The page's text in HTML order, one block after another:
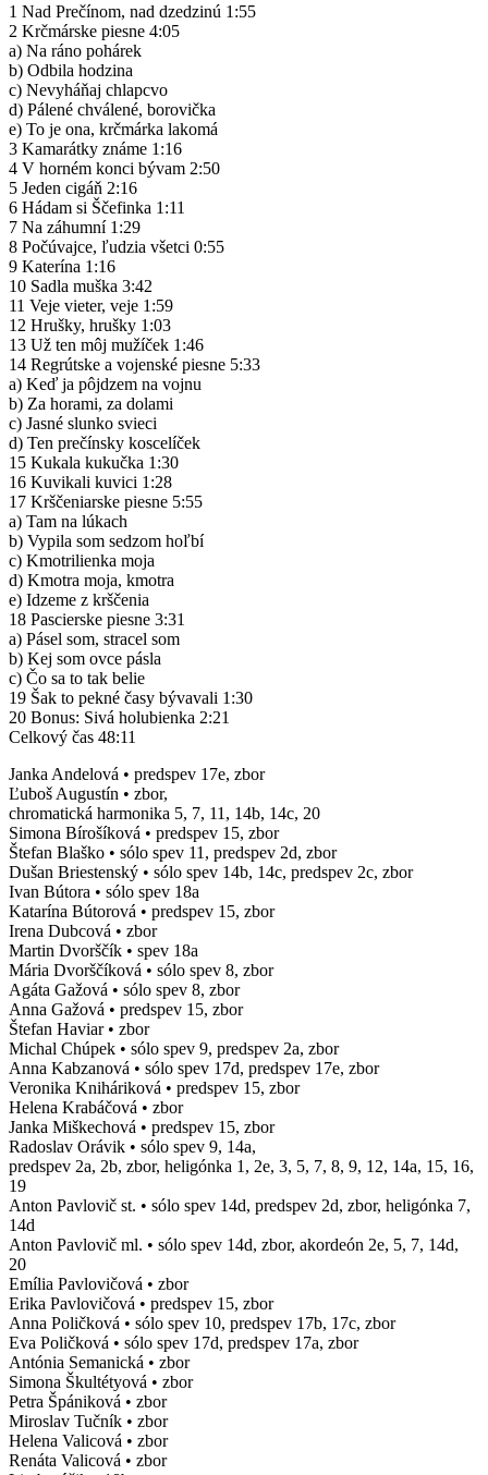
1 Nad Prečínom, nad dzedzinú 1:55
2 Krčmárske piesne 4:05
a) Na ráno pohárek
b) Odbila hodzina
c) Nevyháňaj chlapcvo
d) Pálené chválené, borovička
e) To je ona, krčmárka lakomá
3 Kamarátky známe 1:16
4 V horném konci bývam 2:50
5 Jeden cigáň 2:16
6 Hádam si Ščefinka 1:11
7 Na záhumní 1:29
8 Počúvajce, ľudzia všetci 0:55
9 Katerína 1:16
10 Sadla muška 3:42
11 Veje vieter, veje 1:59
12 Hrušky, hrušky 1:03
13 Už ten môj mužíček 1:46
14 Regrútske a vojenské piesne 5:33
a) Keď ja pôjdzem na vojnu
b) Za horami, za dolami
c) Jasné slunko svieci
d) Ten prečínsky koscelíček
15 Kukala kukučka 1:30
16 Kuvikali kuvici 1:28
17 Krščeniarske piesne 5:55
a) Tam na lúkach
b) Vypila som sedzom hoľbí
c) Kmotrilienka moja
d) Kmotra moja, kmotra
e) Idzeme z krščenia
18 Pascierske piesne 3:31
a) Pásel som, stracel som
b) Kej som ovce pásla
c) Čo sa to tak belie
19 Šak to pekné časy bývavali 1:30
20 Bonus: Sivá holubienka 2:21
Celkový čas 48:11
Janka Andelová • predspev 17e, zbor
Ľuboš Augustín • zbor,
chromatická harmonika 5, 7, 11, 14b, 14c, 20
Simona Bírošíková • predspev 15, zbor
Štefan Blaško • sólo spev 11, predspev 2d, zbor
Dušan Briestenský • sólo spev 14b, 14c, predspev 2c, zbor
Ivan Bútora • sólo spev 18a
Katarína Bútorová • predspev 15, zbor
Irena Dubcová • zbor
Martin Dvorščík • spev 18a
Mária Dvorščíková • sólo spev 8, zbor
Agáta Gažová • sólo spev 8, zbor
Anna Gažová • predspev 15, zbor
Štefan Haviar • zbor
Michal Chúpek • sólo spev 9, predspev 2a, zbor
Anna Kabzanová • sólo spev 17d, predspev 17e, zbor
Veronika Kniháriková • predspev 15, zbor
Helena Krabáčová • zbor
Janka Miškechová • predspev 15, zbor
Radoslav Orávik • sólo spev 9, 14a,
predspev 2a, 2b, zbor, heligónka 1, 2e, 3, 5, 7, 8, 9, 12, 14a, 15, 16,
19
Anton Pavlovič st. • sólo spev 14d, predspev 2d, zbor, heligónka 7,
14d
Anton Pavlovič ml. • sólo spev 14d, zbor, akordeón 2e, 5, 7, 14d,
20
Emília Pavlovičová • zbor
Erika Pavlovičová • predspev 15, zbor
Anna Poličková • sólo spev 10, predspev 17b, 17c, zbor
Eva Poličková • sólo spev 17d, predspev 17a, zbor
Antónia Semanická • zbor
Simona Škultétyová • zbor
Petra Špániková • zbor
Miroslav Tučník • zbor
Helena Valicová • zbor
Renáta Valicová • zbor